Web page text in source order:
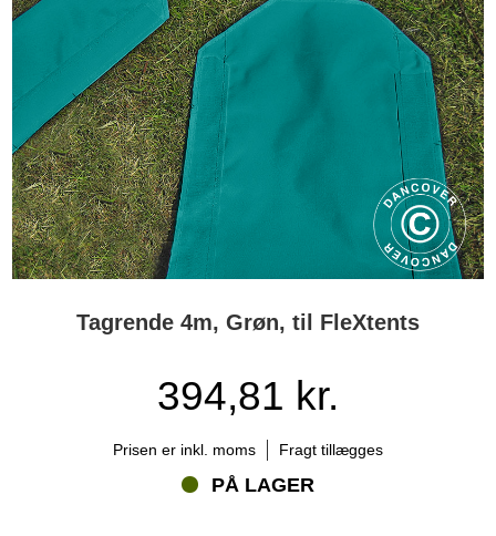
Tagrende 4m, Grøn, til FleXtents
394,81 kr.
Prisen er inkl. moms Fragt tillægges
PÅ LAGER